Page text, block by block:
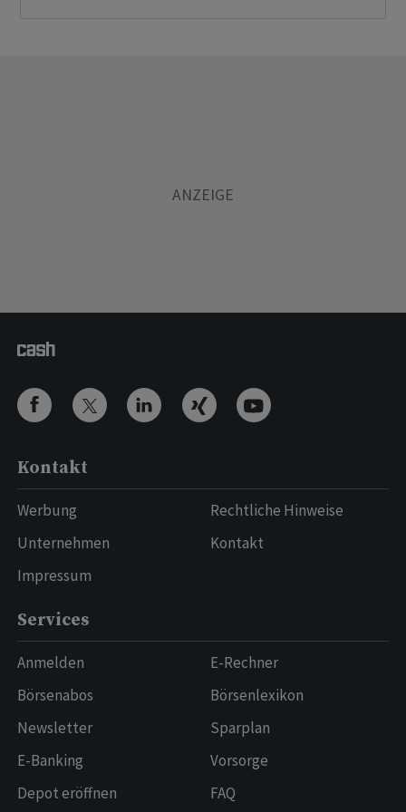
Kontakt
Werbung
Unternehmen
Impressum
Rechtliche Hinweise
Kontakt
Services
Anmelden
Börsenabos
Newsletter
E-Banking
Depot eröffnen
E-Rechner
Börsenlexikon
Sparplan
Vorsorge
FAQ